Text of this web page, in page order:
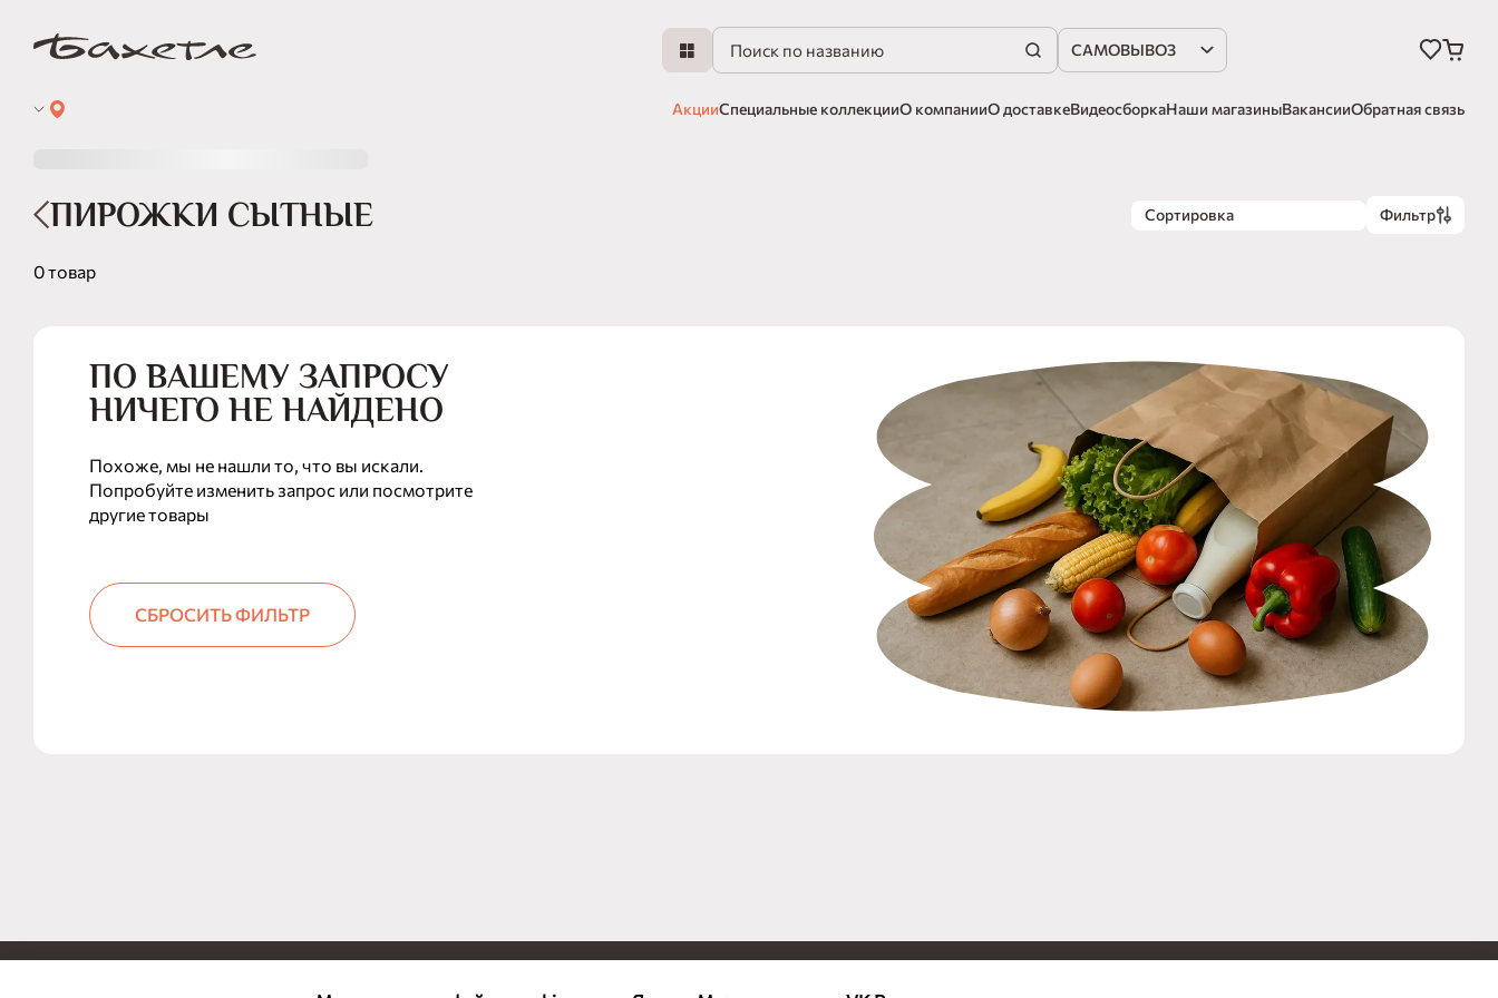
САМОВЫВОЗ
АкцииСпециальные коллекцииО компанииО доставкеВидеосборкаНаши магазиныВакансииОбратная связь
ПИРОЖКИ СЫТНЫЕ Сортировка Фильтр
0 товар
ПО ВАШЕМУ ЗАПРОСУ
НИЧЕГО НЕ НАЙДЕНО
Похоже, мы не нашли то, что вы искали.
Попробуйте изменить запрос или посмотрите
другие товары
СБРОСИТЬ ФИЛЬТР